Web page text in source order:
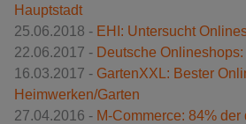
Hauptstadt
25.06.2018 - EHI: Untersucht
22.06.2017 - Deutsche
16.03.2017 - GartenXXL: Bester
Heimwerken/Garten
27.04.2016 - M-Commerce: 84% der